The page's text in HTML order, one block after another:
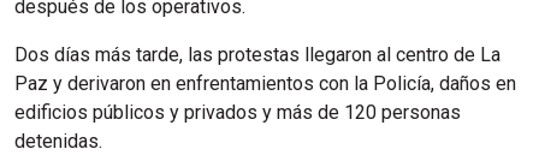
después de los operativos.
Dos días más tarde, las protestas llegaron al centro de La
Paz y derivaron en enfrentamientos con la Policía, daños en
edificios públicos y privados y más de 120 personas
detenidas.